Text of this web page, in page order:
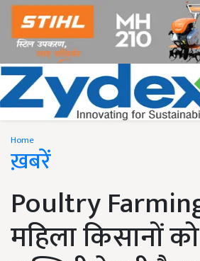
Home
ख़बरें
Poultry
महिला किसानों